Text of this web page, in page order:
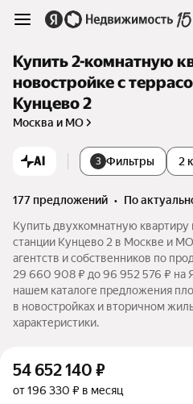
Купить 2-комнатную
новостройке с
Кунцево 2
Москва и МО
AI 3 Фильтры 2
177 предложений •
по
Купить двухкомнатную квартиру
станции Кунцево 2 в Москве и
агентств и собственников по
29 660 908 ₽ до 96 952 576 ₽ на
нашем каталоге предложения
в новостройках и вторичном
характеристики.
54 652 140 ₽
от 196 330 ₽ в месяц